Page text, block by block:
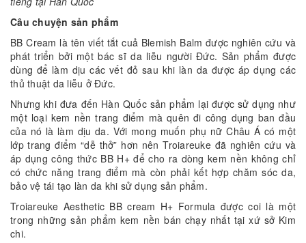
Câu chuyện sản phẩm
BB Cream là tên viết tắt cuả Blemish Balm được nghiên cứu và
phát triển bởi một bác sĩ da liễu người Đức. Sản phẩm được
dùng để làm dịu các vết đỏ sau khi làn da được áp dụng các
thủ thuật da liễu ở Đức.
Nhưng khi đưa đến Hàn Quốc sản phẩm lại được sử dụng như
một loại kem nền trang điểm mà quên đi công dụng ban đầu
của nó là làm dịu da. Với mong muốn phụ nữ Châu Á có một
lớp trang điểm “dễ thở” hơn nên Troiareuke đã nghiên cứu và
áp dụng công thức BB H+ để cho ra dòng kem nền không chỉ
có chức năng trang điểm mà còn phải kết hợp chăm sóc da,
bảo vệ tái tạo làn da khi sử dụng sản phẩm.
Troiareuke Aesthetic BB cream H+ Formula được coi là một
trong những sản phẩm kem nền bán chạy nhất tại xứ sở Kim
chi.